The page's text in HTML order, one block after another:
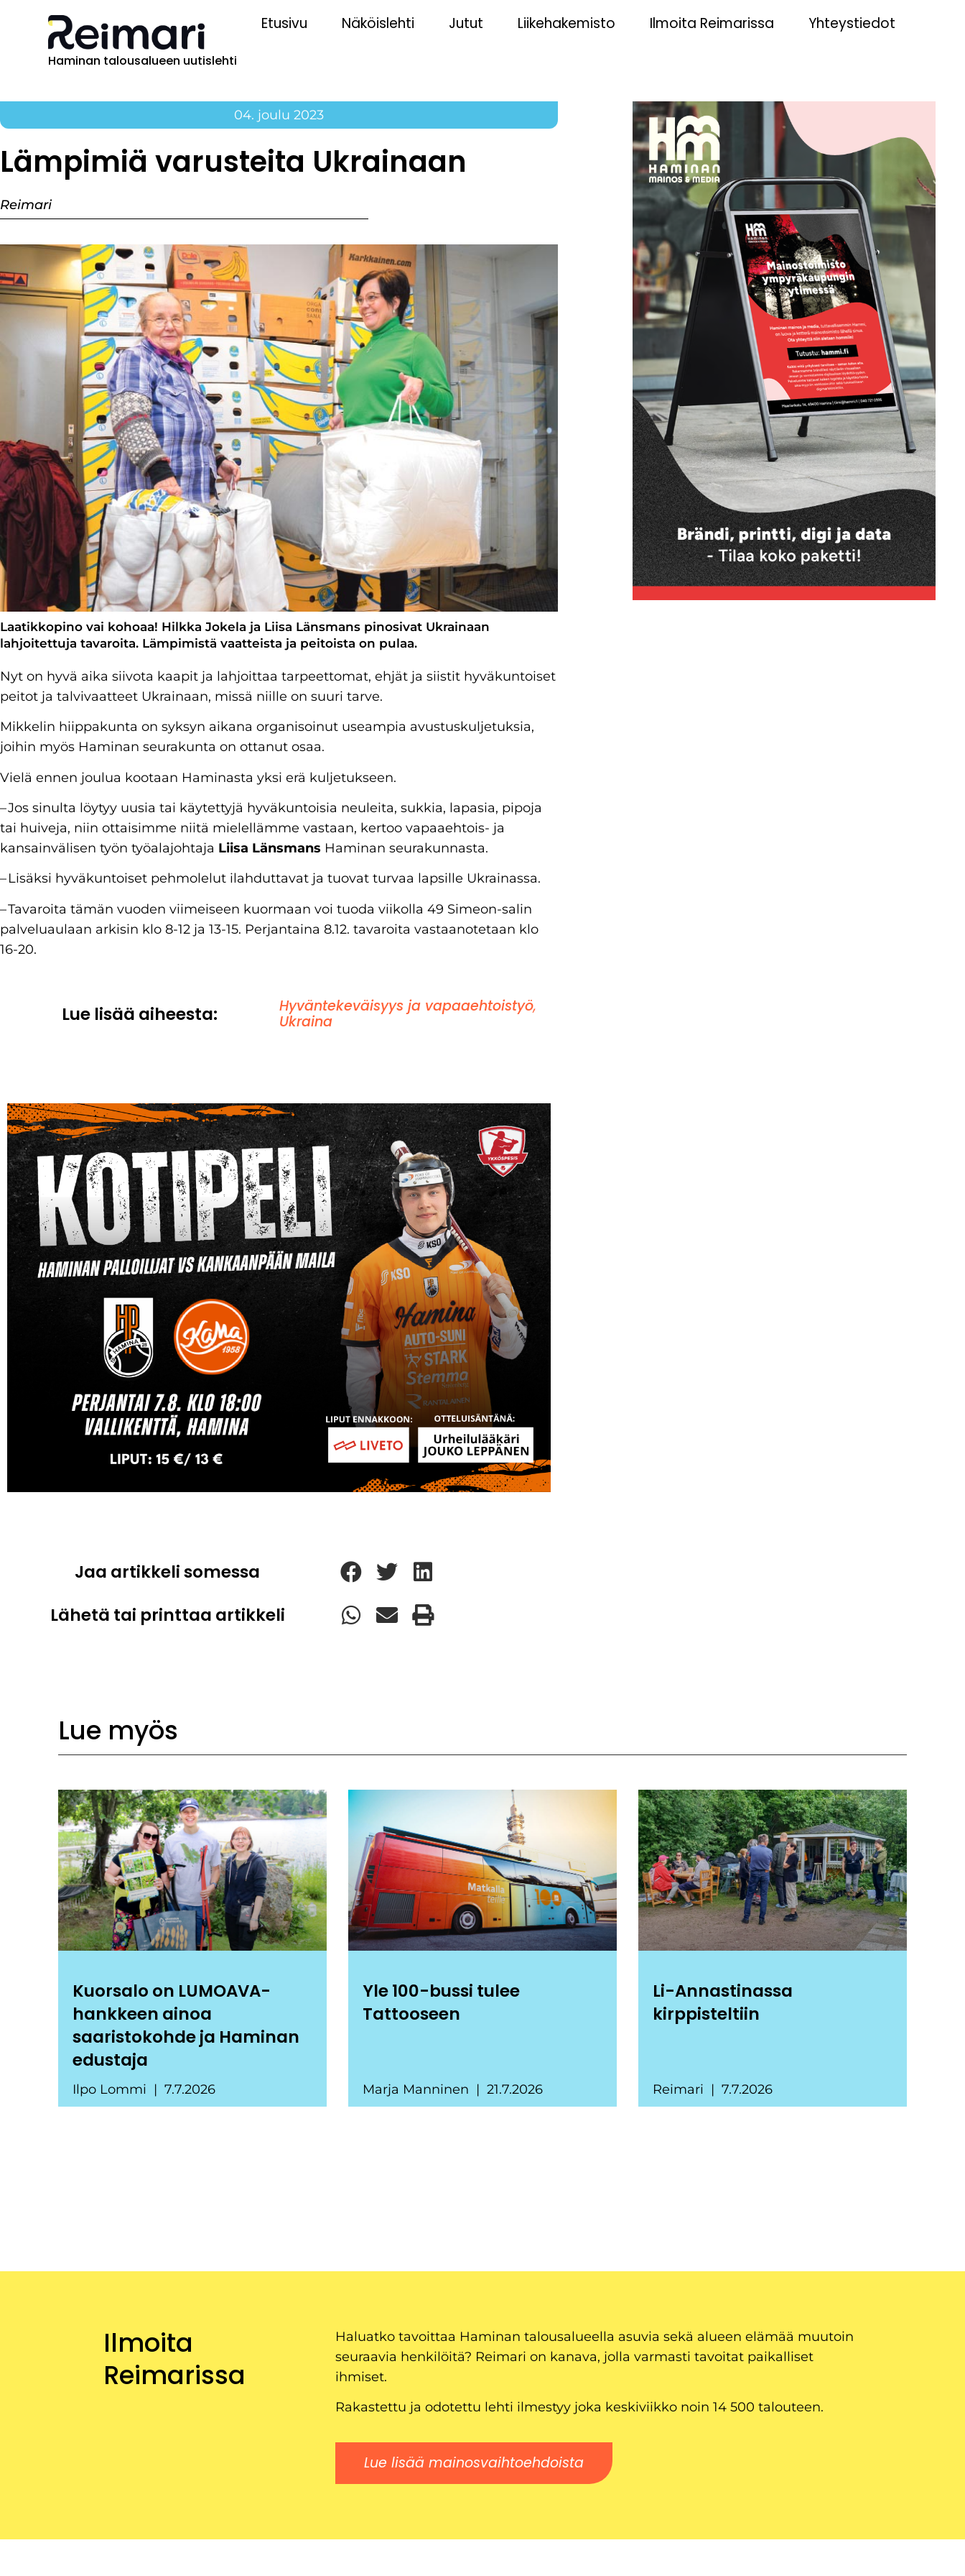
Haminan talousalueen uutislehti
Etusivu Näköislehti Jutut Liikehakemisto Ilmoita Reimarissa Yhteystiedot
04. joulu 2023
Lämpimiä varusteita Ukrainaan
Reimari
Laatikkopino vai kohoaa! Hilkka Jokela ja Liisa Länsmans pinosivat Ukrainaan
lahjoitettuja tavaroita. Lämpimistä vaatteista ja peitoista on pulaa.
Nyt on hyvä aika siivota kaapit ja lahjoittaa tarpeettomat, ehjät ja siistit hyväkuntoiset
peitot ja talvivaatteet Ukrainaan, missä niille on suuri tarve.
Mikkelin hiippakunta on syksyn aikana organisoinut useampia avustuskuljetuksia,
joihin myös Haminan seurakunta on ottanut osaa.
Vielä ennen joulua kootaan Haminasta yksi erä kuljetukseen.
– Jos sinulta löytyy uusia tai käytettyjä hyväkuntoisia neuleita, sukkia, lapasia, pipoja
tai huiveja, niin ottaisimme niitä mielellämme vastaan, kertoo vapaaehtois- ja
kansainvälisen työn työalajohtaja Liisa Länsmans Haminan seurakunnasta.
– Lisäksi hyväkuntoiset pehmolelut ilahduttavat ja tuovat turvaa lapsille Ukrainassa.
– Tavaroita tämän vuoden viimeiseen kuormaan voi tuoda viikolla 49 Simeon-salin
palveluaulaan arkisin klo 8-12 ja 13-15. Perjantaina 8.12. tavaroita vastaanotetaan klo
16-20.
Lue lisää aiheesta: Hyväntekeväisyys ja vapaaehtoistyö,
Ukraina
Jaa artikkeli somessa
Lähetä tai printtaa artikkeli
Lue myös
Kuorsalo on LUMOAVA-
hankkeen ainoa
saaristokohde ja Haminan
edustaja
Ilpo Lommi 7.7.2026
Yle 100-bussi tulee
Tattooseen
Marja Manninen 21.7.2026
Li-Annastinassa
kirppisteltiin
Reimari 7.7.2026
Ilmoita
Reimarissa
Haluatko tavoittaa Haminan talousalueella asuvia sekä alueen elämää muutoin
seuraavia henkilöitä? Reimari on kanava, jolla varmasti tavoitat paikalliset
ihmiset.
Rakastettu ja odotettu lehti ilmestyy joka keskiviikko noin 14 500 talouteen.
Lue lisää mainosvaihtoehdoista